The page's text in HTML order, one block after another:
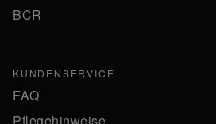
BCR
KUNDENSERVICE
FAQ